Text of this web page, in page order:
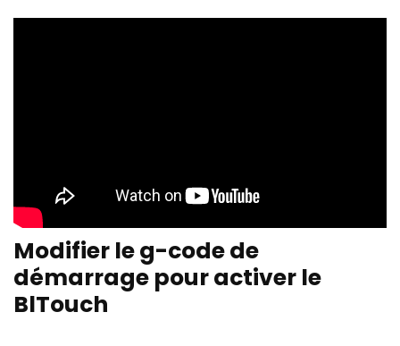
Modifier le g-code de
démarrage pour activer le
BlTouch